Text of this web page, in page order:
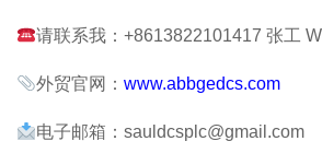
请联系我：+8613822101417 张工
外贸官网：www.abbgedcs.com
电子邮箱：sauldcsplc@gmail.com